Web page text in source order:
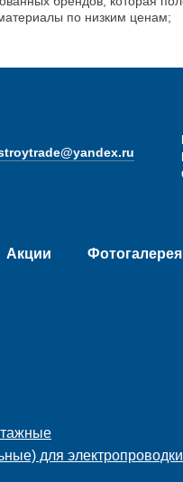
по низким ценам;
Акции Фотогалерея
для электропроводки